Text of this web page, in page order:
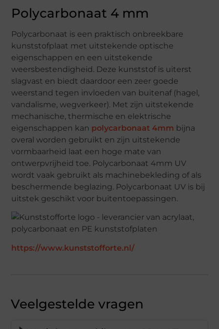
Polycarbonaat 4 mm
Polycarbonaat is een praktisch onbreekbare
kunststofplaat met uitstekende optische
eigenschappen en een uitstekende
weersbestendigheid. Deze kunststof is uiterst
slagvast en biedt daardoor een zeer goede
weerstand tegen invloeden van buitenaf (hagel,
vandalisme, wegverkeer). Met zijn uitstekende
mechanische, thermische en elektrische
eigenschappen kan polycarbonaat 4mm bijna
overal worden gebruikt en zijn uitstekende
vormbaarheid laat een hoge mate van
ontwerpvrijheid toe. Polycarbonaat 4mm UV
wordt vaak gebruikt als machinebekleding of als
beschermende beglazing. Polycarbonaat UV is bij
uitstek geschikt voor buitentoepassingen.
https://www.kunststofforte.nl/
Veelgestelde vragen